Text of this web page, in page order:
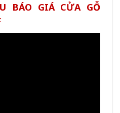
BÁO GIÁ CỬA GỖ